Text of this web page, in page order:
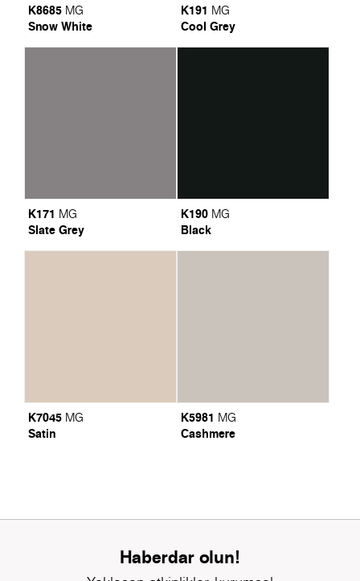
K8685 MG
Snow White
K191 MG
Cool Grey
K171 MG
Slate Grey
K190 MG
Black
K7045 MG
Satin
K5981 MG
Cashmere
Haberdar olun!